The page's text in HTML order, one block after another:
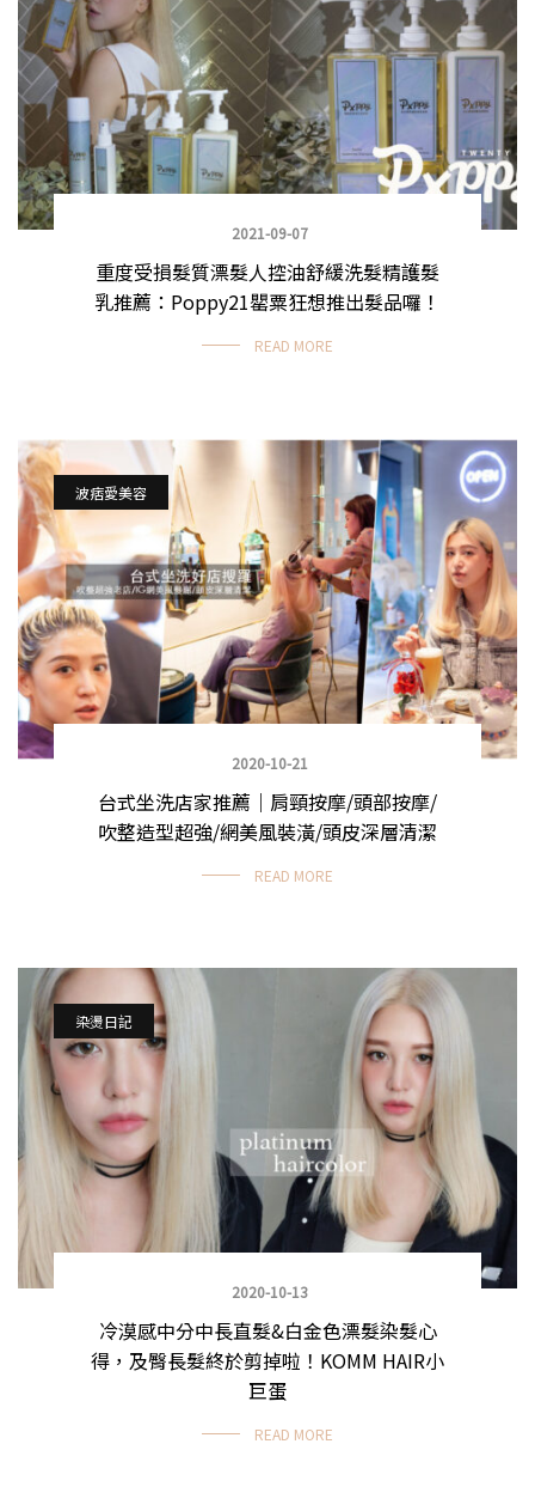
2021-09-07
重度受損髮質漂髮人控油舒緩洗髮精護髮
乳推薦：Poppy21罌粟狂想推出髮品囉！
READ MORE
波痞愛美容
2020-10-21
台式坐洗店家推薦｜肩頸按摩/頭部按摩/
吹整造型超強/網美風裝潢/頭皮深層清潔
READ MORE
染燙日記
2020-10-13
冷漠感中分中長直髮&白金色漂髮染髮心
得，及臀長髮終於剪掉啦！KOMM HAIR小
巨蛋
READ MORE